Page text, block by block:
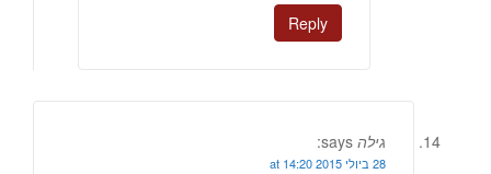
Reply
גילה says:
28 ביולי 2015 at 14:20